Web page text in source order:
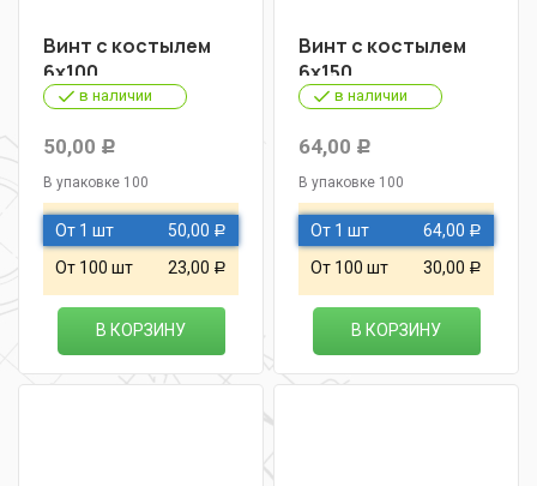
Винт с костылем
6х100
в наличии
50,00 Р
В упаковке 100
От 1 шт 50,00 Р
От 100 шт 23,00 Р
В КОРЗИНУ
Винт с костылем
6х150
в наличии
64,00 Р
В упаковке 100
От 1 шт 64,00 Р
От 100 шт 30,00 Р
В КОРЗИНУ